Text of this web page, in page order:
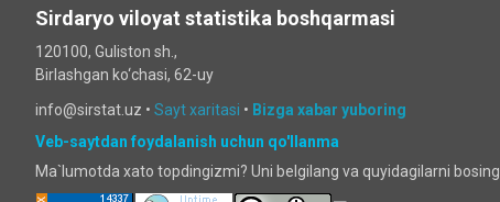
Sirdaryo viloyat statistika boshqarmasi
120100, Guliston sh.,
Birlashgan ko‘chаsi, 62-uy
info@sirstat.uz • Sayt xaritasi • Bizga xabar yuboring
Veb-saytdan foydalanish uchun qo'llanma
Ma`lumotda xato topdingizmi? Uni belgilang va quyidagilarni bosing